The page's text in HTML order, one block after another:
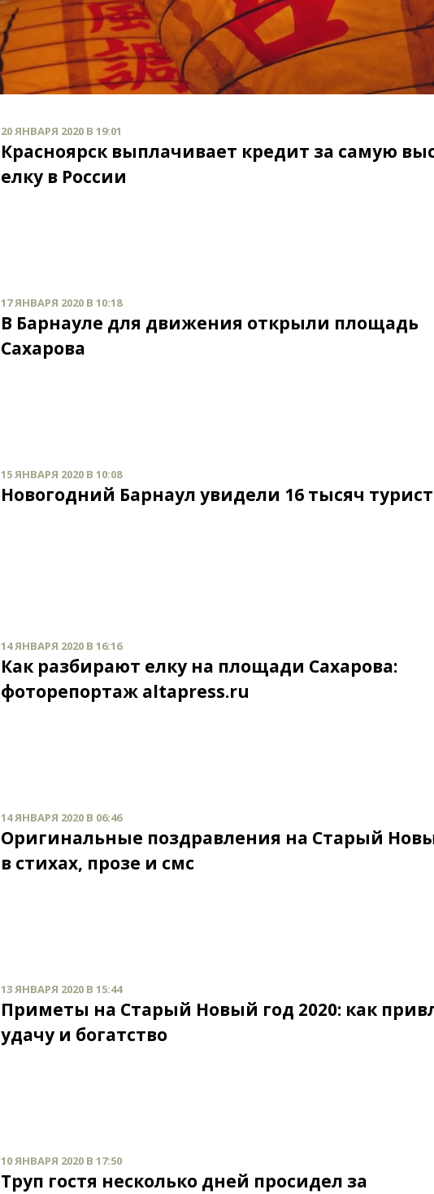
20 ЯНВАРЯ 2020 В 19:01
Красноярск выплачивает кредит за самую
елку в России
17 ЯНВАРЯ 2020 В 10:18
В Барнауле для движения открыли площадь
Сахарова
15 ЯНВАРЯ 2020 В 10:08
Новогодний Барнаул увидели 16 тысяч
14 ЯНВАРЯ 2020 В 16:16
Как разбирают елку на площади Сахарова:
фоторепортаж altapress.ru
14 ЯНВАРЯ 2020 В 06:46
Оригинальные поздравления на Старый
в стихах, прозе и смс
13 ЯНВАРЯ 2020 В 15:44
Приметы на Старый Новый год 2020: как
удачу и богатство
10 ЯНВАРЯ 2020 В 17:50
Труп гостя несколько дней просидел за